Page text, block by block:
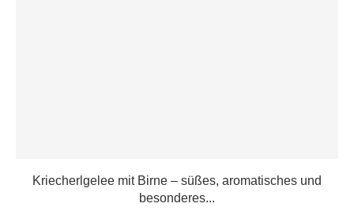
Kriecherlgelee mit Birne – süßes, aromatisches und
besonderes...